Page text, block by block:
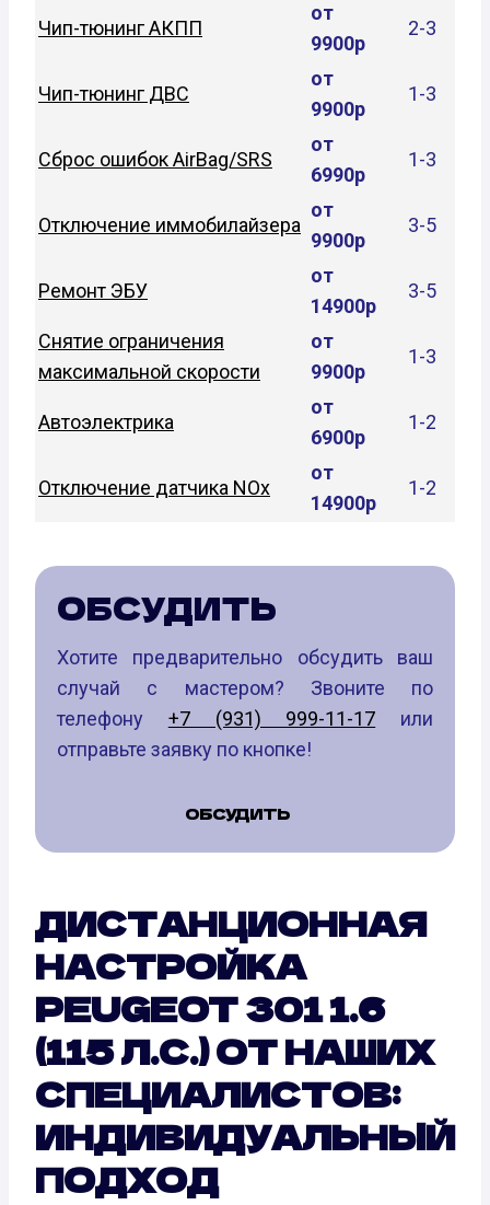
Чип-тюнинг АКПП
от
9900р
2-3
Чип-тюнинг ДВС
от
9900р
1-3
Сброс ошибок AirBag/SRS
от
6990р
1-3
Отключение иммобилайзера
от
9900р
3-5
Ремонт ЭБУ
от
14900р
3-5
Снятие ограничения
максимальной скорости
от
9900р
1-3
Автоэлектрика
от
6900р
1-2
Отключение датчика NOx
от
14900р
1-2
ОБСУДИТЬ
Хотите предварительно обсудить ваш
случай с мастером? Звоните по
телефону +7 (931) 999-11-17 или
отправьте заявку по кнопке!
ОБСУДИТЬ
ДИСТАНЦИОННАЯ
НАСТРОЙКА
PEUGEOT 301 1.6
(115 Л.С.) ОТ НАШИХ
СПЕЦИАЛИСТОВ:
ИНДИВИДУАЛЬНЫЙ
ПОДХОД